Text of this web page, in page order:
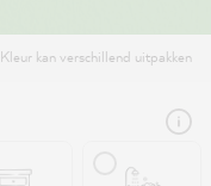
Kleur kan verschillend uitpakken